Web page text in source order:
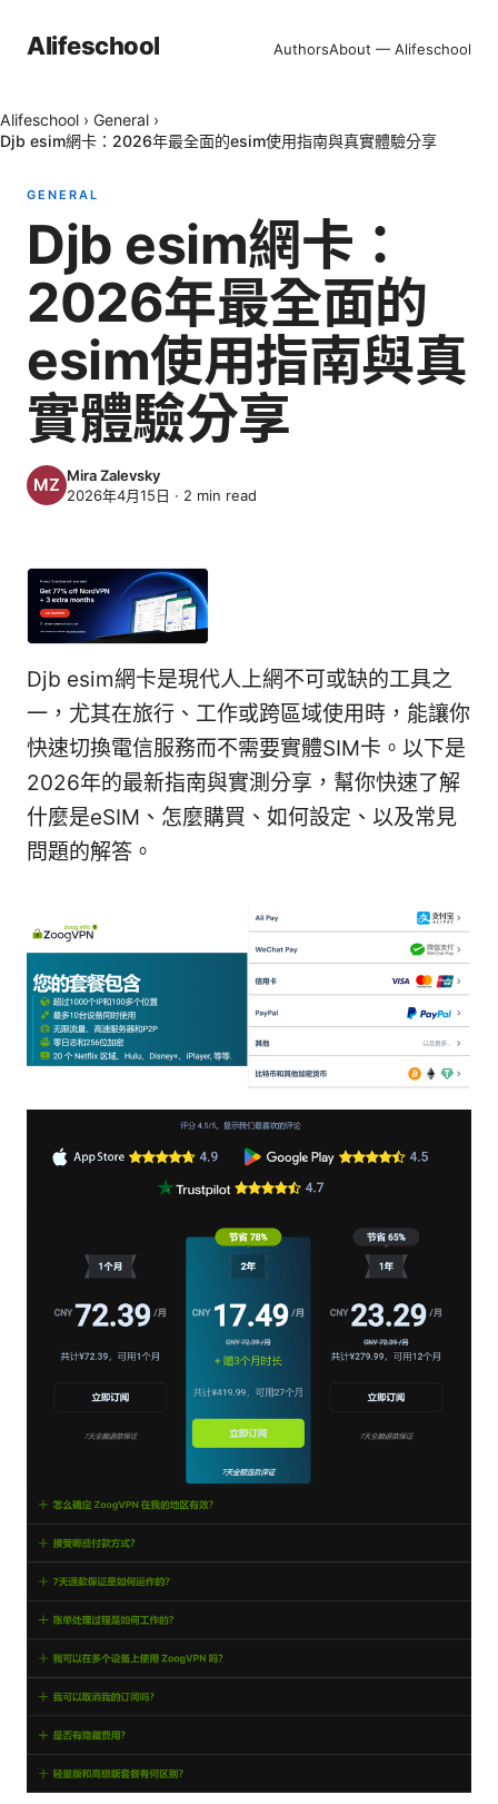
Alifeschool AuthorsAbout — Alifeschool
Alifeschool › General ›
Djb esim網卡：2026年最全面的esim使用指南與真實體驗分享
GENERAL
Djb esim網卡：
2026年最全面的
esim使用指南與真
實體驗分享
Mira Zalevsky
2026年4月15日 · 2 min read
Djb esim網卡是現代人上網不可或缺的工具之
一，尤其在旅行、工作或跨區域使用時，能讓你
快速切換電信服務而不需要實體SIM卡。以下是
2026年的最新指南與實測分享，幫你快速了解
什麼是eSIM、怎麼購買、如何設定、以及常見
問題的解答。